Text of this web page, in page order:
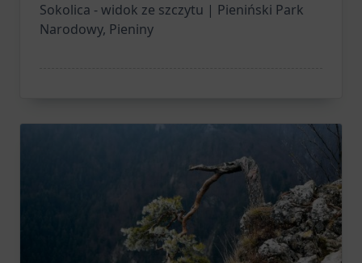
Sokolica - widok ze szczytu | Pieniński Park
Narodowy, Pieniny